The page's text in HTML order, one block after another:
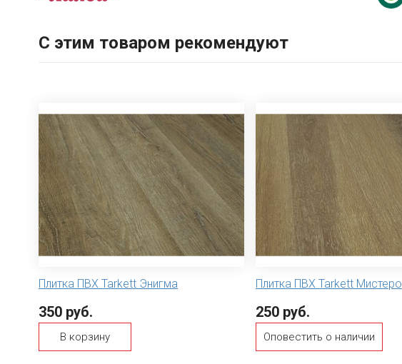
С этим товаром рекомендуют
Плитка ПВХ Tarkett Энигма
350 руб.
В корзину
Плитка ПВХ Tarkett Мистеро
250 руб.
Оповестить о наличии